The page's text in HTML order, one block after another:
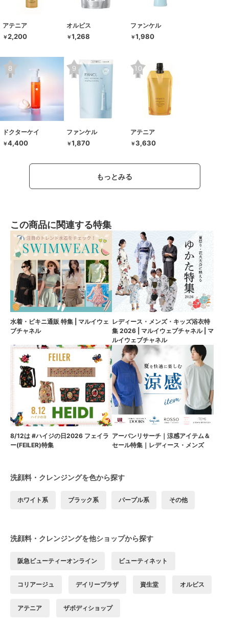
アテニア
￥2,200
オルビス
￥1,268
ファンケル
￥1,980
ドクターケイ
￥4,400
ファンケル
￥1,870
アテニア
￥3,630
もっとみる
この商品に関連する特集
水着・ビキニ通販 特集 | マルイウェ
ブチャネル
レディース・メンズ・キッズ浴衣特
集 2026 | マルイウェブチャネル | マ
ルイウェブチャネル
8/12は #ハイジの日2026 フェイラ
ー(FEILER)特集
アーバンリサーチ｜涼感アイテム＆
セール特集｜レディース・メンズ
洗顔料・クレンジングを色から探す
ホワイト系 ブラック系 パープル系 その他
洗顔料・クレンジングを他ショップから探す
阪急ビューティーオンライン ビューティネット
コリアージュ デイリープラザ 資生堂 オルビス
アテニア ザボディショップ